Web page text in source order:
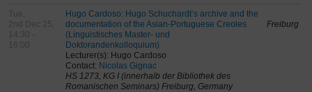
Tue,
2nd Dec 25,
14:30 -
16:00
Hugo Cardoso: Hugo Schuchardt‘s archive and the
documentation of the Asian-Portuguese Creoles
(Linguistisches Master- und
Doktorandenkolloquium)
Lecturer(s): Hugo Cardoso
Contact: Nicolas Gignac
HS 1273, KG I (innerhalb der Bibliothek des
Romanischen Seminars) Freiburg, Germany
Freiburg